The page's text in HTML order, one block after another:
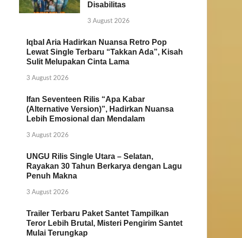
Disabilitas
3 August 2026
Iqbal Aria Hadirkan Nuansa Retro Pop
Lewat Single Terbaru “Takkan Ada”, Kisah
Sulit Melupakan Cinta Lama
3 August 2026
Ifan Seventeen Rilis “Apa Kabar
(Alternative Version)”, Hadirkan Nuansa
Lebih Emosional dan Mendalam
3 August 2026
UNGU Rilis Single Utara – Selatan,
Rayakan 30 Tahun Berkarya dengan Lagu
Penuh Makna
3 August 2026
Trailer Terbaru Paket Santet Tampilkan
Teror Lebih Brutal, Misteri Pengirim Santet
Mulai Terungkap